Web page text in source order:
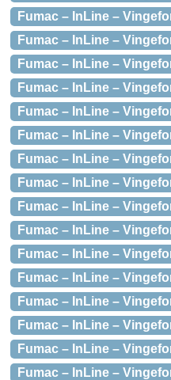
Fumac – InLine –
Fumac – InLine –
Fumac – InLine –
Fumac – InLine –
Fumac – InLine –
Fumac – InLine –
Fumac – InLine –
Fumac – InLine –
Fumac – InLine –
Fumac – InLine –
Fumac – InLine –
Fumac – InLine –
Fumac – InLine –
Fumac – InLine –
Fumac – InLine –
Fumac – InLine –